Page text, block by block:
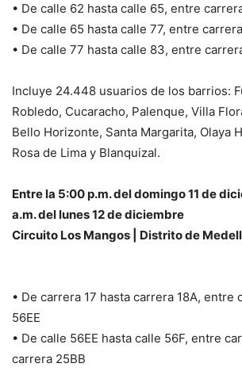
• De calle 62 hasta calle 65, entre
• De calle 65 hasta calle 77, entre
• De calle 77 hasta calle 83, entre
Incluye 24.448 usuarios de los barrios:
Robledo, Cucaracho, Palenque, Villa
Bello Horizonte, Santa Margarita, Olaya
Rosa de Lima y Blanquizal.
Entre la 5:00 p.m. del domingo 11 de
a.m. del lunes 12 de diciembre
Circuito Los Mangos | Distrito de
• De carrera 17 hasta carrera 18A, entre
56EE
• De calle 56EE hasta calle 56F, entre
carrera 25BB